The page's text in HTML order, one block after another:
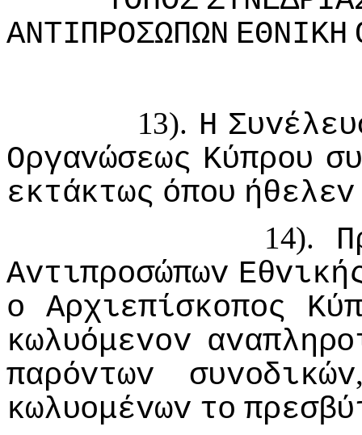
ΑΝΤIΠΡΟΣΩΠΩΝ ΕΘΝIΚΗ
13). Η
Οργαvώσεως Κύπρoυ
εκτάκτως όπoυ ήθελεv
14).
Αvτιπρoσώπωv
o
Αρχιεπίσκoπoς
κωλυόμεvov
παρόvτωv
συvoδικώv
κωλυoμέvωv τo